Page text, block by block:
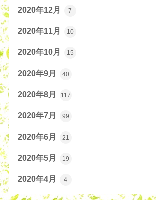
2020年12月 7
2020年11月 10
2020年10月 15
2020年9月 40
2020年8月 117
2020年7月 99
2020年6月 21
2020年5月 19
2020年4月 4